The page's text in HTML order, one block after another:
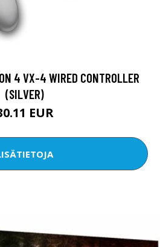
4 VX-4 WIRED CONTROLLER
(SILVER)
EUR